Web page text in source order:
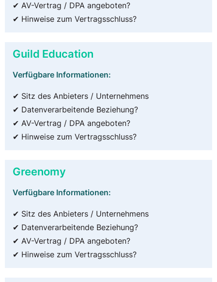
✔ AV-Vertrag / DPA angeboten?
✔ Hinweise zum Vertragsschluss?
Guild Education
Verfügbare Informationen:
✔ Sitz des Anbieters / Unternehmens
✔ Datenverarbeitende Beziehung?
✔ AV-Vertrag / DPA angeboten?
✔ Hinweise zum Vertragsschluss?
Greenomy
Verfügbare Informationen:
✔ Sitz des Anbieters / Unternehmens
✔ Datenverarbeitende Beziehung?
✔ AV-Vertrag / DPA angeboten?
✔ Hinweise zum Vertragsschluss?